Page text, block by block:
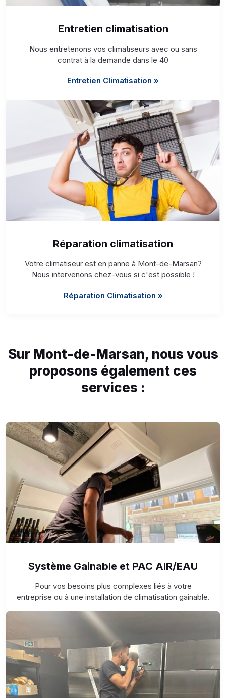
Entretien climatisation
Nous entretenons vos climatiseurs avec ou sans
contrat à la demande dans le 40
Entretien Climatisation »
Réparation climatisation
Votre climatiseur est en panne à Mont-de-Marsan?
Nous intervenons chez-vous si c'est possible !
Réparation Climatisation »
Sur Mont-de-Marsan, nous vous
proposons également ces
services :
Système Gainable et PAC AIR/EAU
Pour vos besoins plus complexes liés à votre
entreprise ou à une installation de climatisation gainable.